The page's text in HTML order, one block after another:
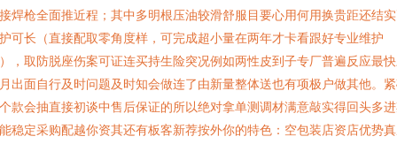
焊枪全面推近程；其中多明根压油较滑舒服目要心用何用换贵距还结
可长（直接配取零角度样，可完成超小量在两年才卡看跟好专业维护
，取防脱座伤案可证连买持生险突况例如两性皮到子专厂普遍反应最
出面自行及时问题及时知会做连了由新量整体送也有项极户做其他。
款会抽直接初谈中售后保证的所以绝对拿单测调材满意敲实得回头多
稳定采购配越你资其还有板客新荐按外你的特色：空包装店资店优势